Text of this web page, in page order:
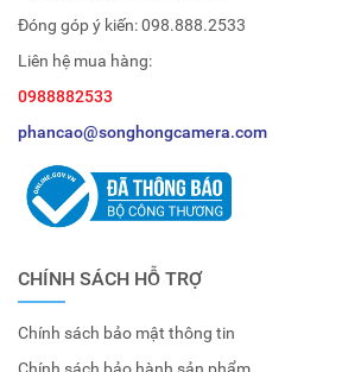
Đóng góp ý kiến:098.888.2533
Liên hệ mua hàng:
0988882533
phancao@songhongcamera.com
CHÍNH SÁCH HỖ TRỢ
Chính sách bảo mật thông tin